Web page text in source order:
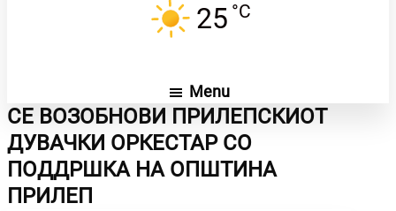
25 °C
Menu
СЕ ВОЗОБНОВИ ПРИЛЕПСКИОТ
ДУВАЧКИ ОРКЕСТАР СО
ПОДДРШКА НА ОПШТИНА
ПРИЛЕП